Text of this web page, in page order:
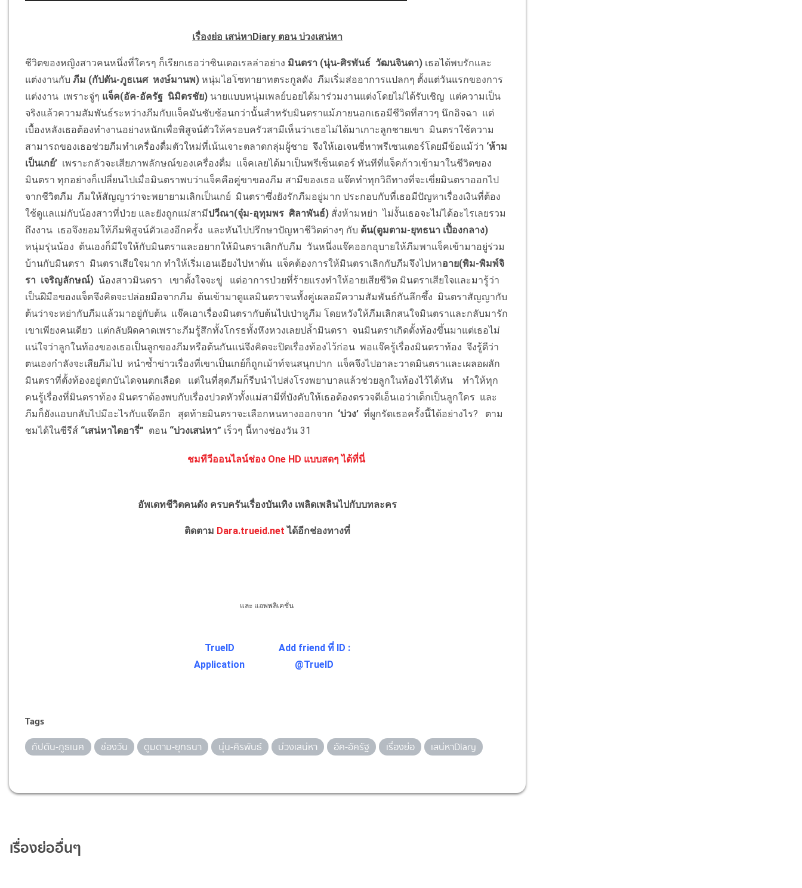
เรื่องย่อ เสน่หาDiary ตอน บ่วงเสน่หา
ชีวิตของหญิงสาวคนหนึ่งที่ใครๆ ก็เรียกเธอว่าซินเดอเรลล่าอย่าง มินตรา (นุ่น-ศิรพันธ์ วัฒนจินดา) เธอได้พบรักและ
แต่งงานกับภีม (กัปตัน-ภูธเนศ หงษ์มานพ) หนุ่มไฮโซทายาทตระกูลดัง ภีมเริ่มส่ออาการแปลกๆ ตั้งแต่วันแรกของการ
แต่งงาน เพราะจู่ๆ แจ็ค(อัค-อัครัฐ นิมิตรชัย) นายแบบหนุ่มเพลย์บอยได้มาร่วมงานแต่งโดยไม่ได้รับเชิญ แต่ความเป็น
จริงแล้วความสัมพันธ์ระหว่างภีมกับแจ็คมันซับซ้อนกว่านั้นสำหรับมินตราแม้ภายนอกเธอมีชีวิตที่สาวๆ นึกอิจฉา แต่
เบื้องหลังเธอต้องทำงานอย่างหนักเพื่อพิสูจน์ตัวให้ครอบครัวสามีเห็นว่าเธอไม่ได้มาเกาะลูกชายเขา มินตราใช้ความ
สามารถของเธอช่วยภีมทำเครื่องดื่มตัวใหม่ที่เน้นเจาะตลาดกลุ่มผู้ชาย จึงให้เอเจนซี่หาพรีเซนเตอร์โดยมีข้อแม้ว่า ‘ห้าม
เป็นเกย์’ เพราะกลัวจะเสียภาพลักษณ์ของเครื่องดื่ม แจ็คเลยได้มาเป็นพรีเซ็นเตอร์ ทันทีที่แจ็คก้าวเข้ามาในชีวิตของ
มินตรา ทุกอย่างก็เปลี่ยนไปเมื่อมินตราพบว่าแจ็คคือคู่ขาของภีม สามีของเธอ แจ๊คทำทุกวิถีทางที่จะเขี่ยมินตราออกไป
จากชีวิตภีม ภีมให้สัญญาว่าจะพยายามเลิกเป็นเกย์ มินตราซึ่งยังรักภีมอยู่มาก ประกอบกับที่เธอมีปัญหาเรื่องเงินที่ต้อง
ใช้ดูแลแม่กับน้องสาวที่ป่วย และยังถูกแม่สามีปวีณา(จุ๋ม-อุทุมพร ศิลาพันธ์) สั่งห้ามหย่า ไม่งั้นเธอจะไม่ได้อะไรเลยรวม
ถึงงาน เธอจึงยอมให้ภีมพิสูจน์ตัวเองอีกครั้ง และหันไปปรึกษาปัญหาชีวิตต่างๆ กับ ต้น(ตูมตาม-ยุทธนา เปื้องกลาง)
หนุ่มรุ่นน้อง ต้นเองก็มีใจให้กับมินตราและอยากให้มินตราเลิกกับภีม วันหนึ่งแจ๊คออกอุบายให้ภีมพาแจ็คเข้ามาอยู่ร่วม
บ้านกับมินตรา มินตราเสียใจมาก ทำให้เริ่มเอนเอียงไปหาต้น แจ็คต้องการให้มินตราเลิกกับภีมจึงไปหาอาย(พิม-พิมพ์จิ
รา เจริญลักษณ์) น้องสาวมินตรา เขาตั้งใจจะขู่ แต่อาการป่วยที่ร้ายแรงทำให้อายเสียชีวิต มินตราเสียใจและมารู้ว่า
เป็นฝีมือของแจ็คจึงคิดจะปล่อยมือจากภีม ต้นเข้ามาดูแลมินตราจนทั้งคู่เผลอมีความสัมพันธ์กันลึกซึ้ง มินตราสัญญากับ
ต้นว่าจะหย่ากับภีมแล้วมาอยู่กับต้น แจ๊คเอาเรื่องมินตรากับต้นไปเป่าหูภีม โดยหวังให้ภีมเลิกสนใจมินตราและกลับมารัก
เขาเพียงคนเดียว แต่กลับผิดคาดเพราะภีมรู้สึกทั้งโกรธทั้งหึงหวงเลยปล้ำมินตรา จนมินตราเกิดตั้งท้องขึ้นมาแต่เธอไม่
แน่ใจว่าลูกในท้องของเธอเป็นลูกของภีมหรือต้นกันแน่จึงคิดจะปิดเรื่องท้องไว้ก่อน พอแจ๊ครู้เรื่องมินตราท้อง จึงรู้ดีว่า
ตนเองกำลังจะเสียภีมไป หนำซ้ำข่าวเรื่องที่เขาเป็นเกย์ก็ถูกเม้าท์จนสนุกปาก แจ็คจึงไปอาละวาดมินตราและเผลอผลัก
มินตราที่ตั้งท้องอยู่ตกบันไดจนตกเลือด แต่ในที่สุดภีมก็รีบนำไปส่งโรงพยาบาลแล้วช่วยลูกในท้องไว้ได้ทัน ทำให้ทุก
คนรู้เรื่องที่มินตราท้อง มินตราต้องพบกับเรื่องปวดหัวทั้งแม่สามีที่บังคับให้เธอต้องตรวจดีเอ็นเอว่าเด็กเป็นลูกใคร และ
ภีมก็ยังแอบกลับไปมีอะไรกับแจ๊คอีก สุดท้ายมินตราจะเลือกหนทางออกจาก ‘บ่วง’ ที่ผูกรัดเธอครั้งนี้ได้อย่างไร? ตาม
ชมได้ในซีรีส์ “เสน่หาไดอารี่” ตอน “บ่วงเสน่หา” เร็วๆ นี้ทางช่องวัน 31
ชมทีวีออนไลน์ช่อง One HD แบบสดๆ ได้ที่นี่
อัพเดทชีวิตคนดัง ครบครันเรื่องบันเทิง เพลิดเพลินไปกับบทละคร
ติดตาม Dara.trueid.net ได้อีกช่องทางที่
และ แอพพลิเคชั่น
TrueID
Application
Add friend ที่ ID :
@TrueID
Tags
กัปตัน-ภูธเนศ ช่องวัน ตูมตาม-ยุทธนา นุ่น-ศิรพันธ์ บ่วงเสน่หา อัค-อัครัฐ เรื่องย่อ เสน่หาDiary
เรื่องย่ออื่นๆ